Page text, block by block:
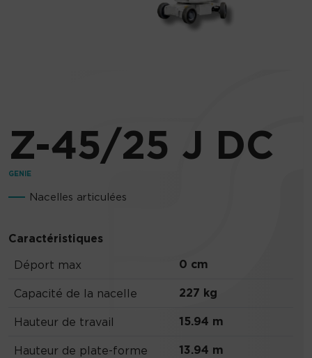
Z-45/25 J DC
GENIE
Nacelles articulées
Caractéristiques
Déport max 0 cm
Capacité de la nacelle 227 kg
Hauteur de travail 15.94 m
Hauteur de plate-forme 13.94 m